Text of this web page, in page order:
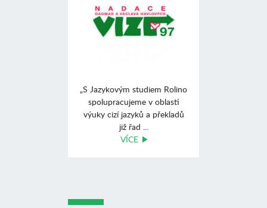
„S Jazykovým studiem Rolino
spolupracujeme v oblasti
výuky cizí jazyků a překladů
již řad ...
VÍCE